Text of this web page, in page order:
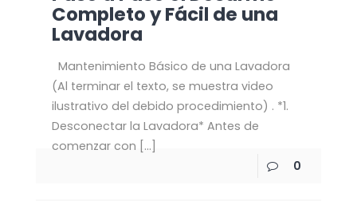
Completo y Fácil de una
Lavadora
Mantenimiento Básico de una Lavadora
(Al terminar el texto, se muestra video
ilustrativo del debido procedimiento) . *1.
Desconectar la Lavadora* Antes de
comenzar con […]
0